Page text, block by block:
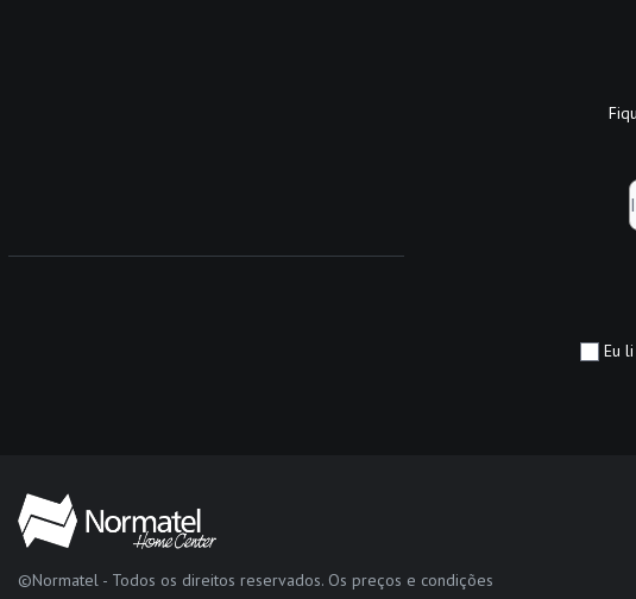
Eu
©Normatel - Todos os direitos reservados. Os preços e condições